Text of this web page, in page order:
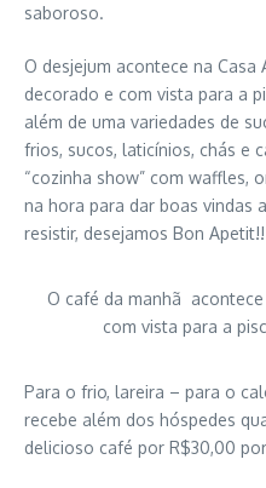
saboroso.
O desjejum acontece na
decorado e com vista para a
além de uma variedades de
frios, sucos, laticínios, chás e
“cozinha show” com waffles,
na hora para dar boas vindas
resistir, desejamos Bon Apetit!!
O café da manhã
com vista para a
Para o frio, lareira – para o
recebe além dos hóspedes
delicioso café por R$30,00